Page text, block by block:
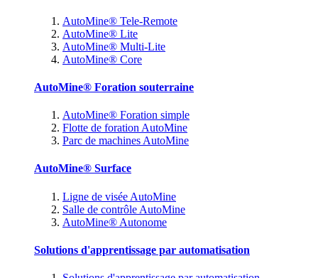
AutoMine® Tele-Remote
AutoMine® Lite
AutoMine® Multi-Lite
AutoMine® Core
AutoMine® Foration souterraine
AutoMine® Foration simple
Flotte de foration AutoMine
Parc de machines AutoMine
AutoMine® Surface
Ligne de visée AutoMine
Salle de contrôle AutoMine
AutoMine® Autonome
Solutions d'apprentissage par automatisation